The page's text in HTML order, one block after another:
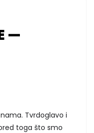
—
Tvrdoglavo i
toga što smo